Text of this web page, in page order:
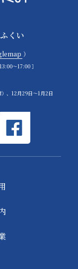
くい
）
～17:00 ］
）、12月29日～1月2日